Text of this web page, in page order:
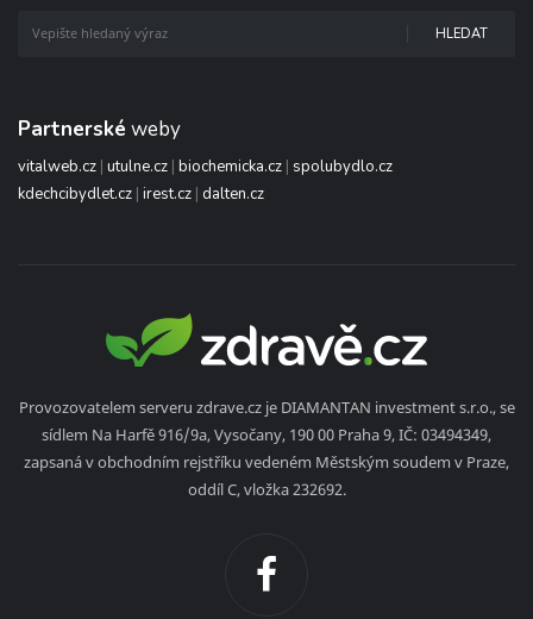
HLEDAT
Partnerské weby
vitalweb.cz | utulne.cz | biochemicka.cz | spolubydlo.cz
kdechcibydlet.cz | irest.cz | dalten.cz
Provozovatelem serveru zdrave.cz je DIAMANTAN investment s.r.o., se
sídlem Na Harfě 916/9a, Vysočany, 190 00 Praha 9, IČ: 03494349,
zapsaná v obchodním rejstříku vedeném Městským soudem v Praze,
oddíl C, vložka 232692.